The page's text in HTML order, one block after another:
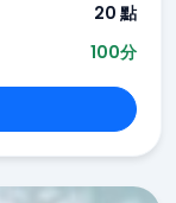
20 點
100分